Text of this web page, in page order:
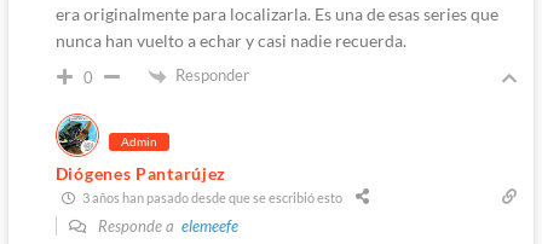
era originalmente para localizarla. Es una de esas series que
nunca han vuelto a echar y casi nadie recuerda.
0 Responder
Admin
Diógenes Pantarújez
3 años han pasado desde que se escribió esto
Responde a elemeefe